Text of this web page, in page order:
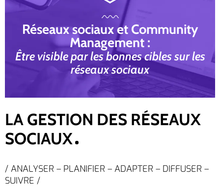
Réseaux sociaux et Community
Management :
Être visible par les bonnes cibles sur les
réseaux sociaux
LA GESTION DES RÉSEAUX
SOCIAUX
/ ANALYSER – PLANIFIER – ADAPTER – DIFFUSER –
SUIVRE /